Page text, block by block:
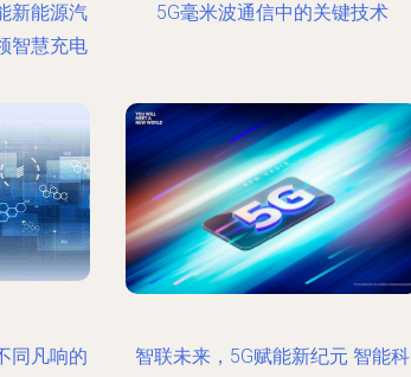
新能源汽
智慧充电
5G毫米波通信中的关键技术
同凡响的
智联未来，5G赋能新纪元 智能科